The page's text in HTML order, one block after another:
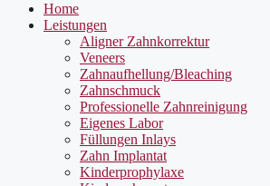
Home
Leistungen
Aligner Zahnkorrektur
Veneers
Zahnaufhellung/Bleaching
Zahnschmuck
Professionelle Zahnreinigung
Eigenes Labor
Füllungen Inlays
Zahn Implantat
Kinderprophylaxe